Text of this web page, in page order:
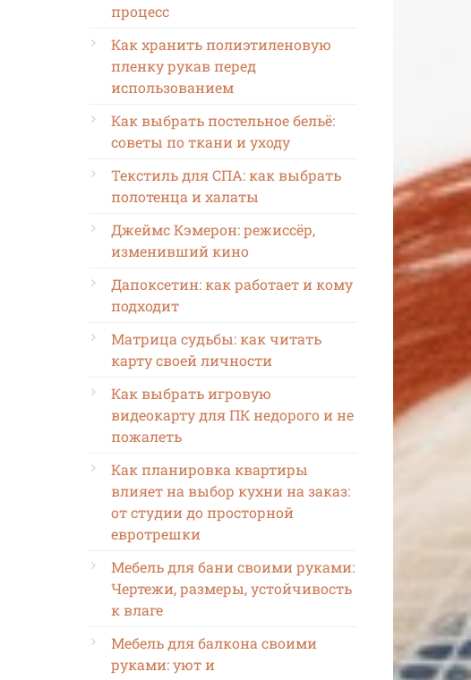
процесс
Как хранить полиэтиленовую
пленку рукав перед
использованием
Как выбрать постельное бельё:
советы по ткани и уходу
Текстиль для СПА: как выбрать
полотенца и халаты
Джеймс Кэмерон: режиссёр,
изменивший кино
Дапоксетин: как работает и кому
подходит
Матрица судьбы: как читать
карту своей личности
Как выбрать игровую
видеокарту для ПК недорого и не
пожалеть
Как планировка квартиры
влияет на выбор кухни на заказ:
от студии до просторной
евротрешки
Мебель для бани своими руками:
Чертежи, размеры, устойчивость
к влаге
Мебель для балкона своими
руками: уют и